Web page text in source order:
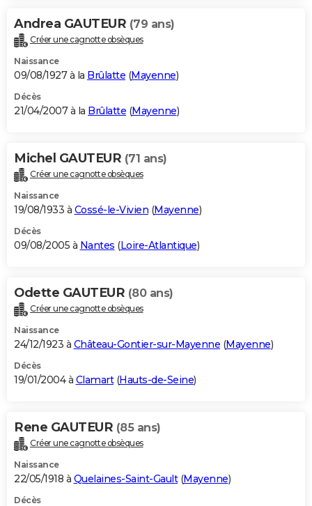
Andrea GAUTEUR (79 ans)
Créer une cagnotte obsèques
Naissance
09/08/1927 à la Brûlatte (Mayenne)
Décès
21/04/2007 à la Brûlatte (Mayenne)
Michel GAUTEUR (71 ans)
Créer une cagnotte obsèques
Naissance
19/08/1933 à Cossé-le-Vivien (Mayenne)
Décès
09/08/2005 à Nantes (Loire-Atlantique)
Odette GAUTEUR (80 ans)
Créer une cagnotte obsèques
Naissance
24/12/1923 à Château-Gontier-sur-Mayenne (Mayenne)
Décès
19/01/2004 à Clamart(Hauts-de-Seine)
Rene GAUTEUR (85 ans)
Créer une cagnotte obsèques
Naissance
22/05/1918 à Quelaines-Saint-Gault(Mayenne)
Décès